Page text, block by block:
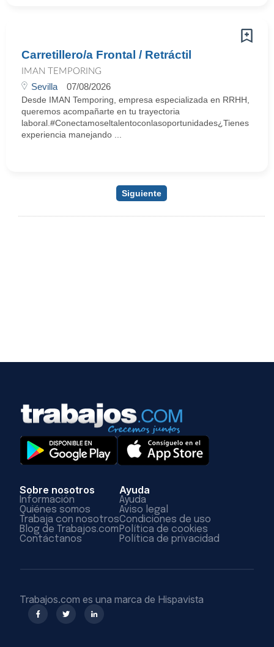
Carretillero/a Frontal / Retráctil
IMAN TEMPORING
Sevilla 07/08/2026
Desde IMAN Temporing, empresa especializada en RRHH,
queremos acompañarte en tu trayectoria
laboral.#Conectamoseltalentoconlasoportunidades¿Tienes
experiencia manejando ...
Siguiente
Sobre nosotros
Información
Quiénes somos
Trabaja con nosotros
Blog de Trabajos.com
Contáctanos
Ayuda
Ayuda
Aviso legal
Condiciones de uso
Política de cookies
Política de privacidad
Trabajos.com es una marca de Hispavista